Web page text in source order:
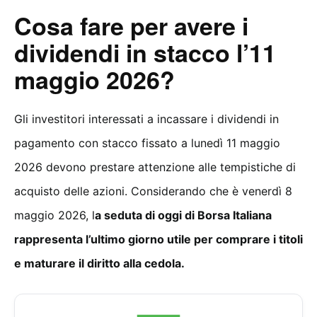
Cosa fare per avere i
dividendi in stacco l’11
maggio 2026?
Gli investitori interessati a incassare i dividendi in
pagamento con stacco fissato a lunedì 11 maggio
2026 devono prestare attenzione alle tempistiche di
acquisto delle azioni. Considerando che è venerdì 8
maggio 2026, la seduta di oggi di Borsa Italiana
rappresenta l’ultimo giorno utile per comprare i titoli
e maturare il diritto alla cedola.